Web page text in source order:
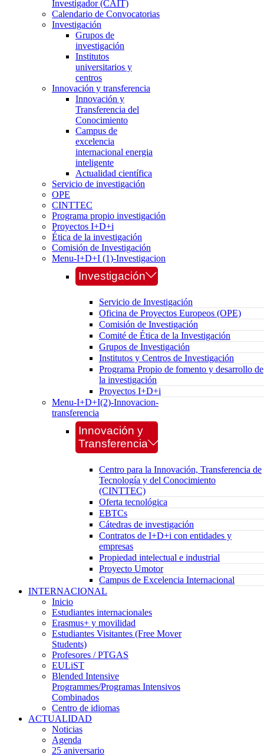
Investigador (CAIT)
Calendario de Convocatorias
Investigación
Grupos de
investigación
Institutos
universitarios y
centros
Innovación y transferencia
Innovación y
Transferencia del
Conocimiento
Campus de
excelencia
internacional energia
inteligente
Actualidad científica
Servicio de investigación
OPE
CINTTEC
Programa propio investigación
Proyectos I+D+i
Ética de la investigación
Comisión de Investigación
Menu-I+D+I (1)-Investigacion
Investigación
Servicio de Investigación
Oficina de Proyectos Europeos (OPE)
Comisión de Investigación
Comité de Ética de la Investigación
Grupos de Investigación
Institutos y Centros de Investigación
Programa Propio de fomento y desarrollo de
la investigación
Proyectos I+D+i
Menu-I+D+I(2)-Innovacion-
transferencia
Innovación y
Transferencia
Centro para la Innovación, Transferencia de
Tecnología y del Conocimiento
(CINTTEC)
Oferta tecnológica
EBTCs
Cátedras de investigación
Contratos de I+D+i con entidades y
empresas
Propiedad intelectual e industrial
Proyecto Umotor
Campus de Excelencia Internacional
INTERNACIONAL
Inicio
Estudiantes internacionales
Erasmus+ y movilidad
Estudiantes Visitantes (Free Mover
Students)
Profesores / PTGAS
EULiST
Blended Intensive
Programmes/Programas Intensivos
Combinados
Centro de idiomas
ACTUALIDAD
Noticias
Agenda
25 aniversario